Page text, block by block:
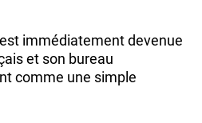
immédiatement devenue
et son bureau
comme une simple